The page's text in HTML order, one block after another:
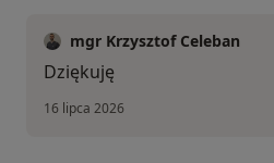
mgr Krzysztof Celeban
Dziękuję
16 lipca 2026